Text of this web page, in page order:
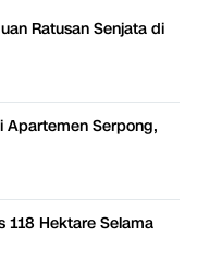
Ratusan Senjata di
Apartemen Serpong,
118 Hektare Selama